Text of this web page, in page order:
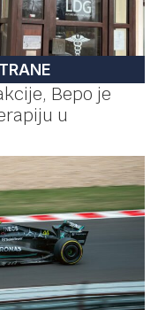
Bepo je
u